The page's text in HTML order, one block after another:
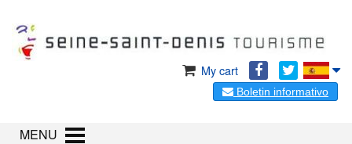
My cart
Boletin informativo
MENU